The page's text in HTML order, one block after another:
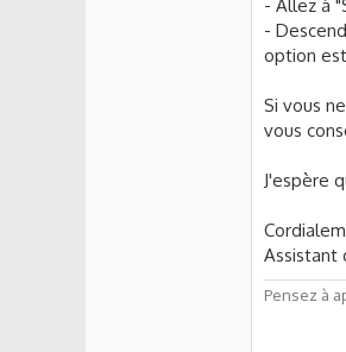
- Allez à
-
option
Si vous
vous
J'espère
Assistant
Pensez à